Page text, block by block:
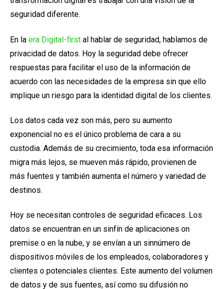
seguridad diferente.
En la era Digital-first al hablar de seguridad, hablamos de
privacidad de datos. Hoy la seguridad debe ofrecer
respuestas para facilitar el uso de la información de
acuerdo con las necesidades de la empresa sin que ello
implique un riesgo para la identidad digital de los clientes.
Los datos cada vez son más, pero su aumento
exponencial no es el único problema de cara a su
custodia. Además de su crecimiento, toda esa información
migra más lejos, se mueven más rápido, provienen de
más fuentes y también aumenta el número y variedad de
destinos.
Hoy se necesitan controles de seguridad eficaces. Los
datos se encuentran en un sinfín de aplicaciones on
premise o en la nube, y se envían a un sinnúmero de
dispositivos móviles de los empleados, colaboradores y
clientes o potenciales clientes. Este aumento del volumen
de datos y de sus fuentes, así como su difusión no